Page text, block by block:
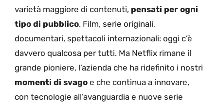
varietà maggiore di contenuti, pensati per ogni
tipo di pubblico. Film, serie originali,
documentari, spettacoli internazionali: oggi c’è
davvero qualcosa per tutti. Ma Netflix rimane il
grande pioniere, l’azienda che ha ridefinito i nostri
momenti di svago e che continua a innovare,
con tecnologie all’avanguardia e nuove serie